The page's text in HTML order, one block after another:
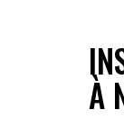
À